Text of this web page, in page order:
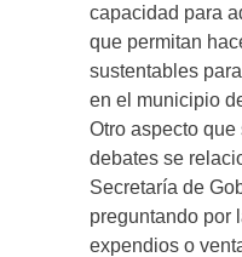
capacidad para
que permitan
sustentables
en el municipio
Otro aspecto
debates se
Secretaría de
preguntando por
expendios o